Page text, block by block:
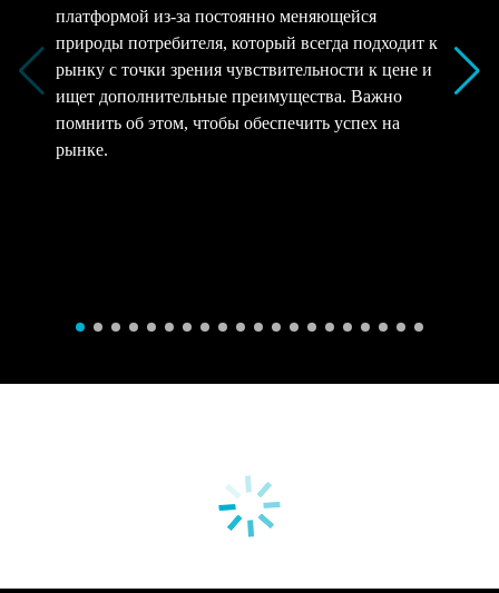
платформой из-за постоянно меняющейся
природы потребителя, который всегда подходит к
рынку с точки зрения чувствительности к цене и
ищет дополнительные преимущества. Важно
помнить об этом, чтобы обеспечить успех на
рынке.